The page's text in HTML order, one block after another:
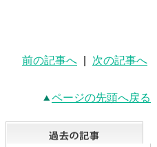
前の記事へ 次の記事へ
ページの先頭へ戻る
最新記事一覧